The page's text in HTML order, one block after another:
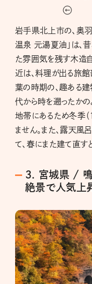
岩手県北上市の、奥羽
温泉 元湯夏油」は、
た雰囲気を残す木造
近は、料理が出る旅館
葉の時期の、趣ある
代から時を遡ったかの
地帯にあるため冬季
ません。また、露天
て、春にまた建て直す
3. 宮城県 /
絶景で人気上